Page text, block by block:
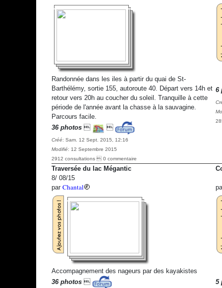
Randonnée dans les iles à partir du quai de St-
Barthélémy, sortie 155, autoroute 40. Départ vers 14h et
retour vers 20h au coucher du soleil. Tranquille à cette
période de l'année avant la chasse à la sauvagine.
Parcours facile.
36 photos 
Créé: Sam. 12 Sept. 2015, 12:16
Modifié: 12 Septembre 2015
2912 consultations  0 commentaire
6
Traversée du lac Mégantic
8/ 08/15
par Chantal
Accompagnement des nageurs par des kayakistes
36 photos 5